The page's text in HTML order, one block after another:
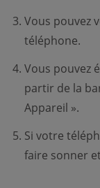
Vous pouvez
téléphone.
Vous pouvez
partir de la
Appareil ».
Si votre
faire sonner